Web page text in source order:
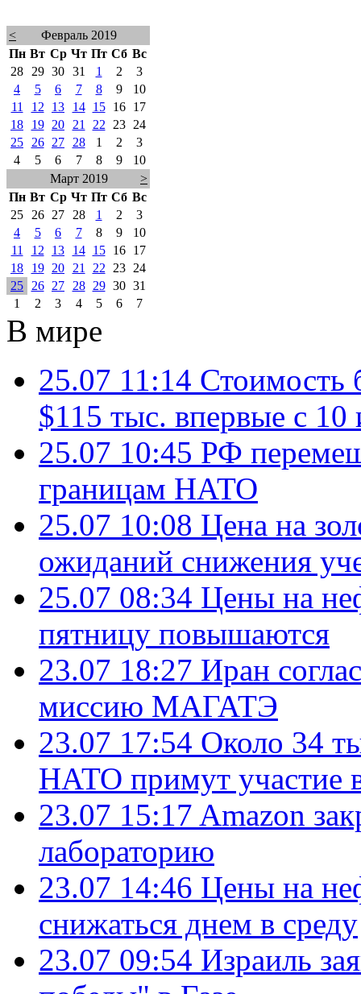
<
Февраль 2019
Пн Вт Ср Чт Пт Сб Вс
28
29 30 31 1 2
3
4
5 6 7 8 9
10
11
12 13 14 15 16
17
18
19 20 21 22 23
24
25
26 27 28 1 2
3
4
5 6 7 8 9
10
Март 2019
>
Пн Вт Ср Чт Пт Сб Вс
25
26 27 28 1 2
3
4
5 6 7 8 9
10
11
12 13 14 15 16
17
18
19 20 21 22 23
24
25
26 27 28 29 30 31
1
2 3 4 5 6 7
В мире
25.07 11:14 Стоимость
$115 тыс. впервые с 10
25.07 10:45 РФ
границам НАТО
25.07 10:08 Цена на
ожиданий снижения
25.07 08:34 Цены на
пятницу повышаются
23.07 18:27 Иран
миссию МАГАТЭ
23.07 17:54 Около 34
НАТО примут участие
23.07 15:17 Amazon
лабораторию
23.07 14:46 Цены на
снижаться днем в среду
23.07 09:54 Израиль